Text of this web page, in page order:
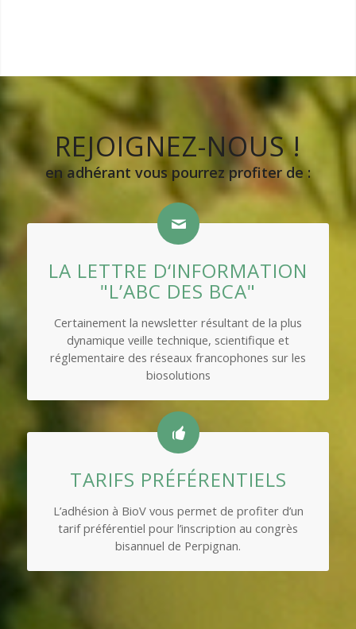
REJOIGNEZ-NOUS !
en adhérant vous pourrez profiter de :
LA LETTRE D‘INFORMATION
"L’ABC DES BCA"
Certainement la newsletter résultant de la plus
dynamique veille technique, scientifique et
réglementaire des réseaux francophones sur les
biosolutions
TARIFS PRÉFÉRENTIELS
L’adhésion à BioV vous permet de profiter d’un
tarif préférentiel pour l’inscription au congrès
bisannuel de Perpignan.